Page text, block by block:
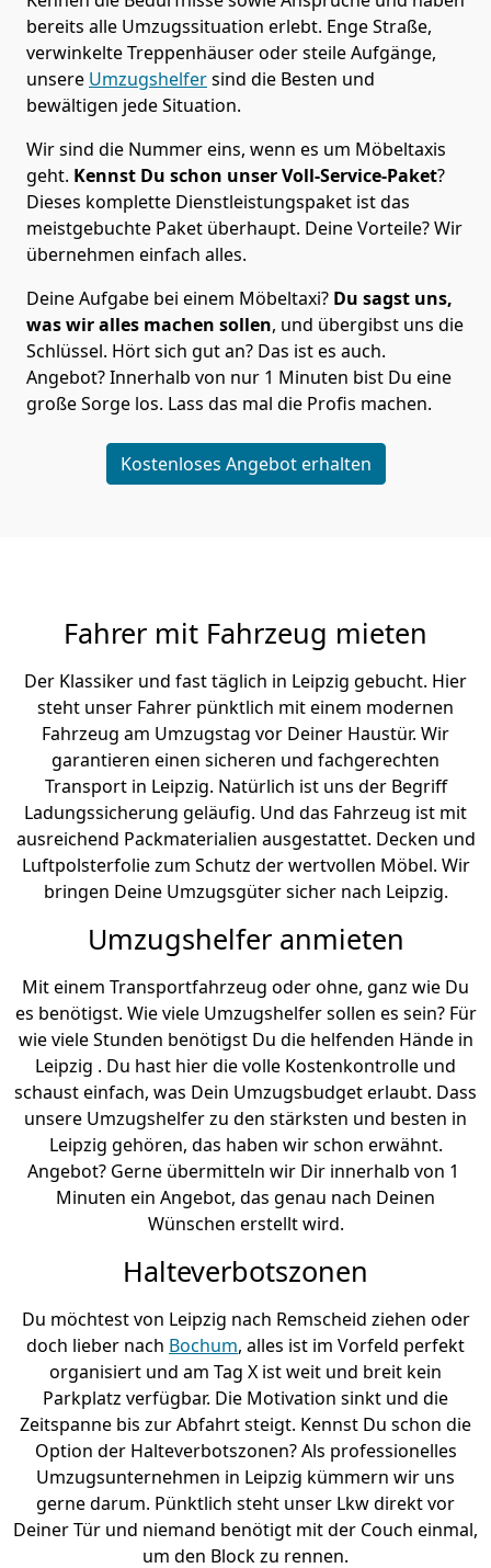
bereits alle Umzugssituation erlebt. Enge Straße,
verwinkelte Treppenhäuser oder steile Aufgänge,
unsere Umzugshelfersind die Besten und
bewältigen jede Situation.
Wir sind die Nummer eins, wenn es um Möbeltaxis
geht. Kennst Du schon unser Voll-Service-Paket?
Dieses komplette Dienstleistungspaket ist das
meistgebuchte Paket überhaupt. Deine Vorteile? Wir
übernehmen einfach alles.
Deine Aufgabe bei einem Möbeltaxi? Du sagst uns,
was wir alles machen sollen, und übergibst uns die
Schlüssel. Hört sich gut an? Das ist es auch.
Angebot? Innerhalb von nur 1 Minuten bist Du eine
große Sorge los. Lass das mal die Profis machen.
Kostenloses Angebot erhalten
Fahrer mit Fahrzeug mieten
Der Klassiker und fast täglich in Leipzig gebucht. Hier
steht unser Fahrer pünktlich mit einem modernen
Fahrzeug am Umzugstag vor Deiner Haustür. Wir
garantieren einen sicheren und fachgerechten
Transport in Leipzig. Natürlich ist uns der Begriff
Ladungssicherung geläufig. Und das Fahrzeug ist mit
ausreichend Packmaterialien ausgestattet. Decken und
Luftpolsterfolie zum Schutz der wertvollen Möbel. Wir
bringen Deine Umzugsgüter sicher nach Leipzig.
Umzugshelfer anmieten
Mit einem Transportfahrzeug oder ohne, ganz wie Du
es benötigst. Wie viele Umzugshelfer sollen es sein? Für
wie viele Stunden benötigst Du die helfenden Hände in
Leipzig . Du hast hier die volle Kostenkontrolle und
schaust einfach, was Dein Umzugsbudget erlaubt. Dass
unsere Umzugshelfer zu den stärksten und besten in
Leipzig gehören, das haben wir schon erwähnt.
Angebot? Gerne übermitteln wir Dir innerhalb von 1
Minuten ein Angebot, das genau nach Deinen
Wünschen erstellt wird.
Halteverbotszonen
Du möchtest von Leipzig nach Remscheid ziehen oder
doch lieber nach Bochum, alles ist im Vorfeld perfekt
organisiert und am Tag X ist weit und breit kein
Parkplatz verfügbar. Die Motivation sinkt und die
Zeitspanne bis zur Abfahrt steigt. Kennst Du schon die
Option der Halteverbotszonen? Als professionelles
Umzugsunternehmen in Leipzig kümmern wir uns
gerne darum. Pünktlich steht unser Lkw direkt vor
Deiner Tür und niemand benötigt mit der Couch einmal,
um den Block zu rennen.